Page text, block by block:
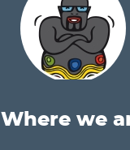
Where we